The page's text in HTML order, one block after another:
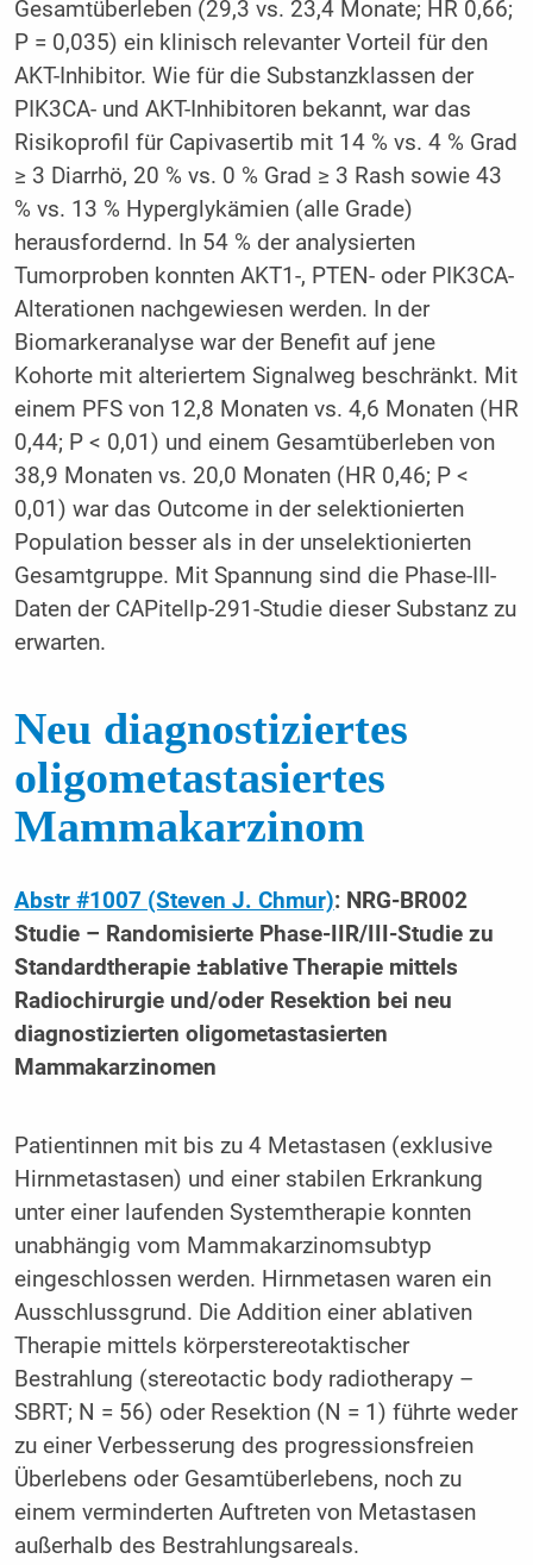
Gesamtüberleben (29,3 vs. 23,4 Monate; HR 0,66;
P = 0,035) ein klinisch relevanter Vorteil für den
AKT-Inhibitor. Wie für die Substanzklassen der
PIK3CA- und AKT-Inhibitoren bekannt, war das
Risikoprofil für Capivasertib mit 14 % vs. 4 % Grad
≥ 3 Diarrhö, 20 % vs. 0 % Grad ≥ 3 Rash sowie 43
% vs. 13 % Hyperglykämien (alle Grade)
herausfordernd. In 54 % der analysierten
Tumorproben konnten AKT1-, PTEN- oder PIK3CA-
Alterationen nachgewiesen werden. In der
Biomarkeranalyse war der Benefit auf jene
Kohorte mit alteriertem Signalweg beschränkt. Mit
einem PFS von 12,8 Monaten vs. 4,6 Monaten (HR
0,44; P < 0,01) und einem Gesamtüberleben von
38,9 Monaten vs. 20,0 Monaten (HR 0,46; P <
0,01) war das Outcome in der selektionierten
Population besser als in der unselektionierten
Gesamtgruppe. Mit Spannung sind die Phase-III-
Daten der CAPitellp-291-Studie dieser Substanz zu
erwarten.
Neu diagnostiziertes
oligometastasiertes
Mammakarzinom
Abstr #1007 (Steven J. Chmur): NRG-BR002
Studie – Randomisierte Phase-IIR/III-Studie zu
Standardtherapie ±ablative Therapie mittels
Radiochirurgie und/oder Resektion bei neu
diagnostizierten oligometastasierten
Mammakarzinomen
Patientinnen mit bis zu 4 Metastasen (exklusive
Hirnmetastasen) und einer stabilen Erkrankung
unter einer laufenden Systemtherapie konnten
unabhängig vom Mammakarzinomsubtyp
eingeschlossen werden. Hirnmetasen waren ein
Ausschlussgrund. Die Addition einer ablativen
Therapie mittels körperstereotaktischer
Bestrahlung (stereotactic body radiotherapy –
SBRT; N = 56) oder Resektion (N = 1) führte weder
zu einer Verbesserung des progressionsfreien
Überlebens oder Gesamtüberlebens, noch zu
einem verminderten Auftreten von Metastasen
außerhalb des Bestrahlungsareals.